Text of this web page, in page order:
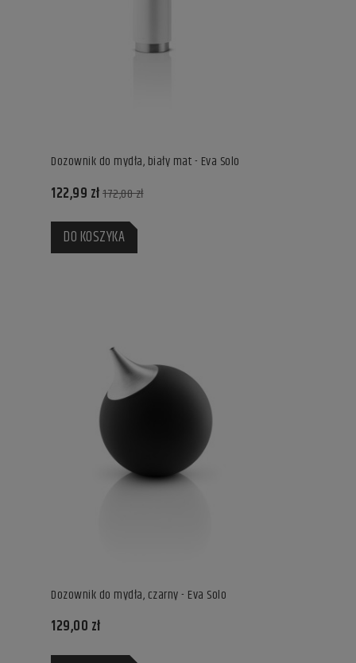
Dozownik do mydła, biały mat - Eva Solo
122,99 zł172,00 zł
DO KOSZYKA
Dozownik do mydła, czarny - Eva Solo
129,00 zł